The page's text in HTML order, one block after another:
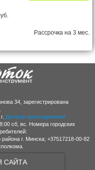
Рассрочка на 3 мес.
34, зарегистрирована
Договор присоединения
сб, вс. Номера городских
г. Минска; +37517218-00-82
САЙТА